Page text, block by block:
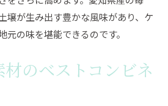
壌が生み出す豊かな風味があり、ケ
元の味を堪能できるのです。
のベストコンビネ